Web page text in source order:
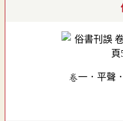
卷一．平聲